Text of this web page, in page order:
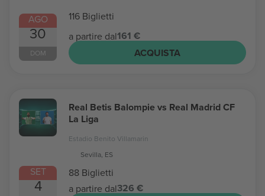
AGO
30
DOM
116 Biglietti
a partire dal161 €
ACQUISTA
SET
4
Real Betis Balompie vs Real Madrid CF
La Liga
Estadio Benito Villamarin
Sevilla, ES
88 Biglietti
a partire dal326 €